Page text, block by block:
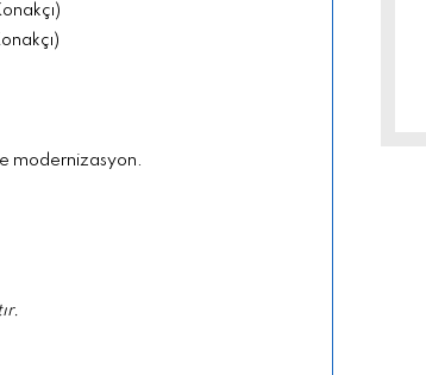
modernizasyon.